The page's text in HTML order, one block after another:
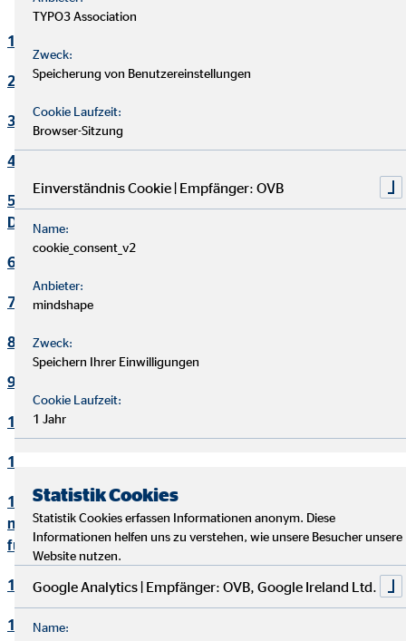
1. Verantwortlicher
2. Kontakt Datenschutzbeauftragter
3. Maßgebliche Rechtsgrundlagen
4. Sicherheitsmaßnahmen
5. Übermittlung und Offenbarung von personenbezogenen
Daten
6. Datenverarbeitung in Drittländern
7. Einsatz von Cookies
8. Kontaktaufnahme
9. Bereitstellung des Onlineangebotes und Webhosting
10. Bewerbungsverfahren
11. Online-Marketing
12. Informationen zum Datenschutz und rechtlich
notwendige Informationen beim Einsatz des Service "Zoom"
für Videokonferenzen
13. Löschung von Daten
14. Präsenzen in sozialen Netzwerken
TYPO3 Association
Zweck:
Speicherung von Benutzereinstellungen
Cookie Laufzeit:
Browser-Sitzung
Einverständnis Cookie | Empfänger: OVB
Name:
cookie_consent_v2
Anbieter:
mindshape
Zweck:
Speichern Ihrer Einwilligungen
Cookie Laufzeit:
1 Jahr
Statistik Cookies
Statistik Cookies erfassen Informationen anonym. Diese
Informationen helfen uns zu verstehen, wie unsere Besucher unsere
Website nutzen.
Google Analytics | Empfänger: OVB, Google Ireland Ltd.
Name: